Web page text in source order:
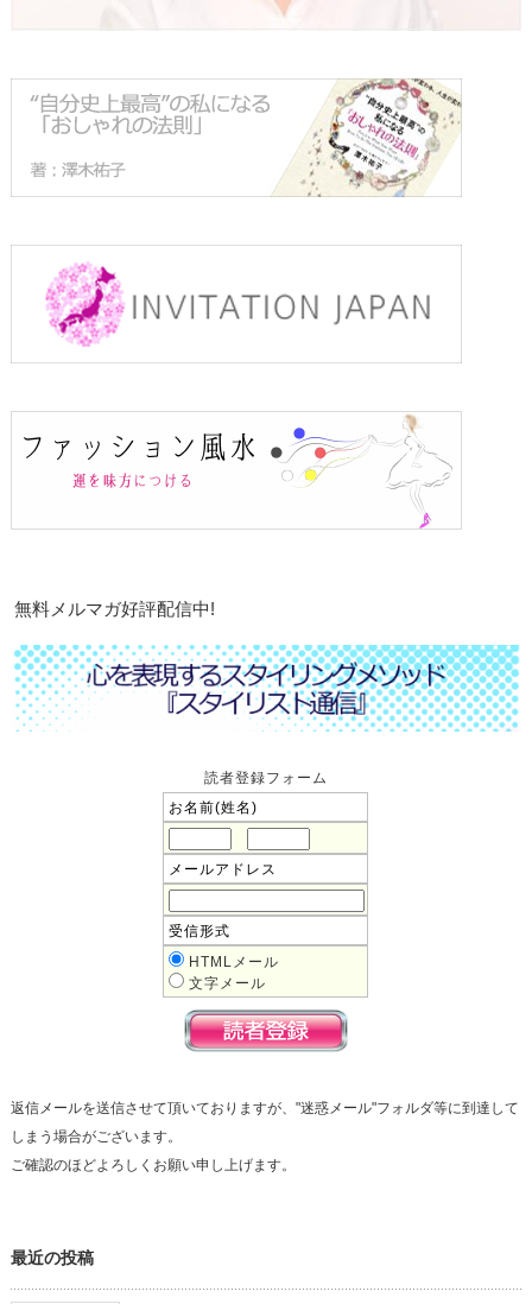
無料メルマガ好評配信中!
読者登録フォーム
お名前(姓名)
メールアドレス
受信形式
HTMLメール
文字メール
返信メールを送信させて頂いておりますが、"迷惑メール"フォルダ等に到達して
しまう場合がございます。
ご確認のほどよろしくお願い申し上げます。
最近の投稿